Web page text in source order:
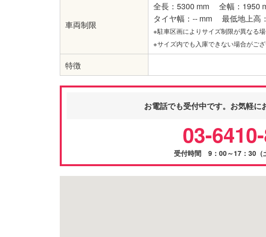
車両制限
全長：5300 mm 全幅：1950
タイヤ幅：-- mm
最低地上高
※駐車区画によりサイズ制限が異なる場
※サイズ内でも入庫できない場合がござ
特徴
お電話でも受付中です。お気軽に
03-
受付時間 9：00～17：30（